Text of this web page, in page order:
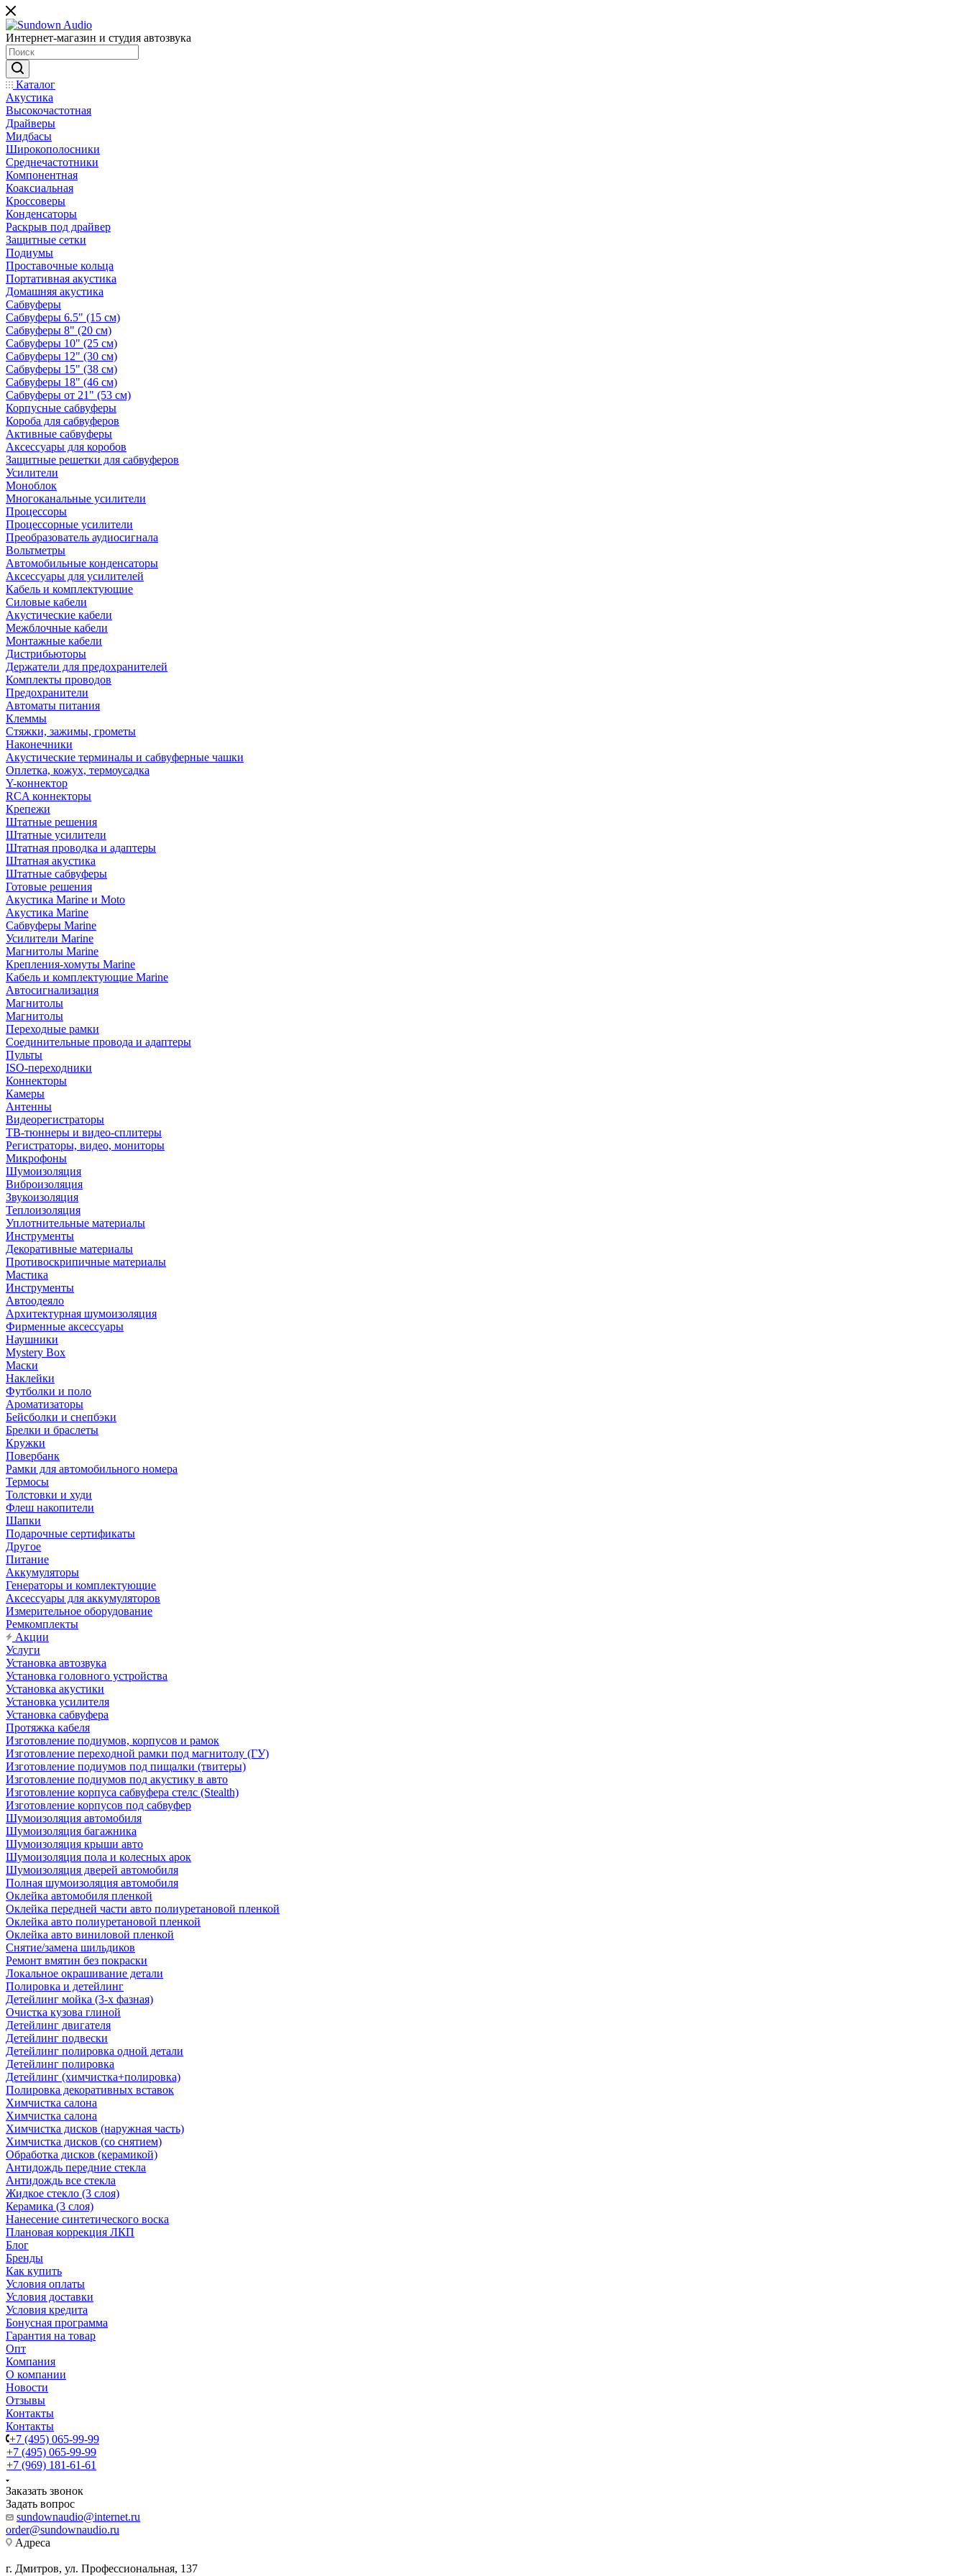
Интернет-магазин и студия автозвука
Каталог
Акустика
Высокочастотная
Драйверы
Мидбасы
Широкополосники
Среднечастотники
Компонентная
Коаксиальная
Кроссоверы
Конденсаторы
Раскрыв под драйвер
Защитные сетки
Подиумы
Проставочные кольца
Портативная акустика
Домашняя акустика
Сабвуферы
Сабвуферы 6.5" (15 см)
Сабвуферы 8" (20 см)
Сабвуферы 10" (25 см)
Сабвуферы 12" (30 см)
Сабвуферы 15" (38 см)
Сабвуферы 18" (46 см)
Сабвуферы от 21" (53 см)
Корпусные сабвуферы
Короба для сабвуферов
Активные сабвуферы
Аксессуары для коробов
Защитные решетки для сабвуферов
Усилители
Моноблок
Многоканальные усилители
Процессоры
Процессорные усилители
Преобразователь аудиосигнала
Вольтметры
Автомобильные конденсаторы
Аксессуары для усилителей
Кабель и комплектующие
Силовые кабели
Акустические кабели
Межблочные кабели
Монтажные кабели
Дистрибьюторы
Держатели для предохранителей
Комплекты проводов
Предохранители
Автоматы питания
Клеммы
Стяжки, зажимы, грометы
Наконечники
Акустические терминалы и сабвуферные чашки
Оплетка, кожух, термоусадка
Y-коннектор
RCA коннекторы
Крепежи
Штатные решения
Штатные усилители
Штатная проводка и адаптеры
Штатная акустика
Штатные сабвуферы
Готовые решения
Акустика Marine и Moto
Акустика Marine
Сабвуферы Marine
Усилители Marine
Магнитолы Marine
Крепления-хомуты Marine
Кабель и комплектующие Marine
Автосигнализация
Магнитолы
Магнитолы
Переходные рамки
Соединительные провода и адаптеры
Пульты
ISO-переходники
Коннекторы
Камеры
Антенны
Видеорегистраторы
ТВ-тюннеры и видео-сплитеры
Регистраторы, видео, мониторы
Микрофоны
Шумоизоляция
Виброизоляция
Звукоизоляция
Теплоизоляция
Уплотнительные материалы
Инструменты
Декоративные материалы
Противоскрипичные материалы
Мастика
Инструменты
Автоодеяло
Архитектурная шумоизоляция
Фирменные аксессуары
Наушники
Mystery Box
Маски
Наклейки
Футболки и поло
Ароматизаторы
Бейсболки и снепбэки
Брелки и браслеты
Кружки
Повербанк
Рамки для автомобильного номера
Термосы
Толстовки и худи
Флеш накопители
Шапки
Подарочные сертификаты
Другое
Питание
Аккумуляторы
Генераторы и комплектующие
Аксессуары для аккумуляторов
Измерительное оборудование
Ремкомплекты
Акции
Услуги
Установка автозвука
Установка головного устройства
Установка акустики
Установка усилителя
Установка сабвуфера
Протяжка кабеля
Изготовление подиумов, корпусов и рамок
Изготовление переходной рамки под магнитолу (ГУ)
Изготовление подиумов под пищалки (твитеры)
Изготовление подиумов под акустику в авто
Изготовление корпуса сабвуфера стелс (Stealth)
Изготовление корпусов под сабвуфер
Шумоизоляция автомобиля
Шумоизоляция багажника
Шумоизоляция крыши авто
Шумоизоляция пола и колесных арок
Шумоизоляция дверей автомобиля
Полная шумоизоляция автомобиля
Оклейка автомобиля пленкой
Оклейка передней части авто полиуретановой пленкой
Оклейка авто полиуретановой пленкой
Оклейка авто виниловой пленкой
Снятие/замена шильдиков
Ремонт вмятин без покраски
Локальное окрашивание детали
Полировка и детейлинг
Детейлинг мойка (3-х фазная)
Очистка кузова глиной
Детейлинг двигателя
Детейлинг подвески
Детейлинг полировка одной детали
Детейлинг полировка
Детейлинг (химчистка+полировка)
Полировка декоративных вставок
Химчистка салона
Химчистка салона
Химчистка дисков (наружная часть)
Химчистка дисков (со снятием)
Обработка дисков (керамикой)
Антидождь передние стекла
Антидождь все стекла
Жидкое стекло (3 слоя)
Керамика (3 слоя)
Нанесение синтетического воска
Плановая коррекция ЛКП
Блог
Бренды
Как купить
Условия оплаты
Условия доставки
Условия кредита
Бонусная программа
Гарантия на товар
Опт
Компания
О компании
Новости
Отзывы
Контакты
Контакты
+7 (495) 065-99-99
+7 (495) 065-99-99
+7 (969) 181-61-61
Заказать звонок
Задать вопрос
sundownaudio@internet.ru
order@sundownaudio.ru
Адреса
г. Дмитров, ул. Профессиональная, 137